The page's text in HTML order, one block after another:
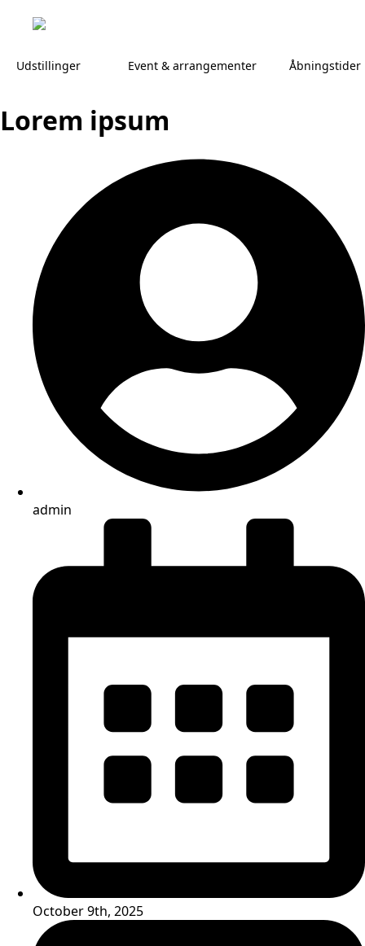
Udstillinger Event & arrangementer Åbningstider
Lorem ipsum
admin
October 9th, 2025